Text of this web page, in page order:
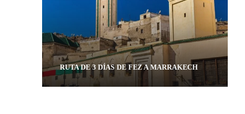
RUTA DE 3 DÍAS DE FEZ A MARRAKECH